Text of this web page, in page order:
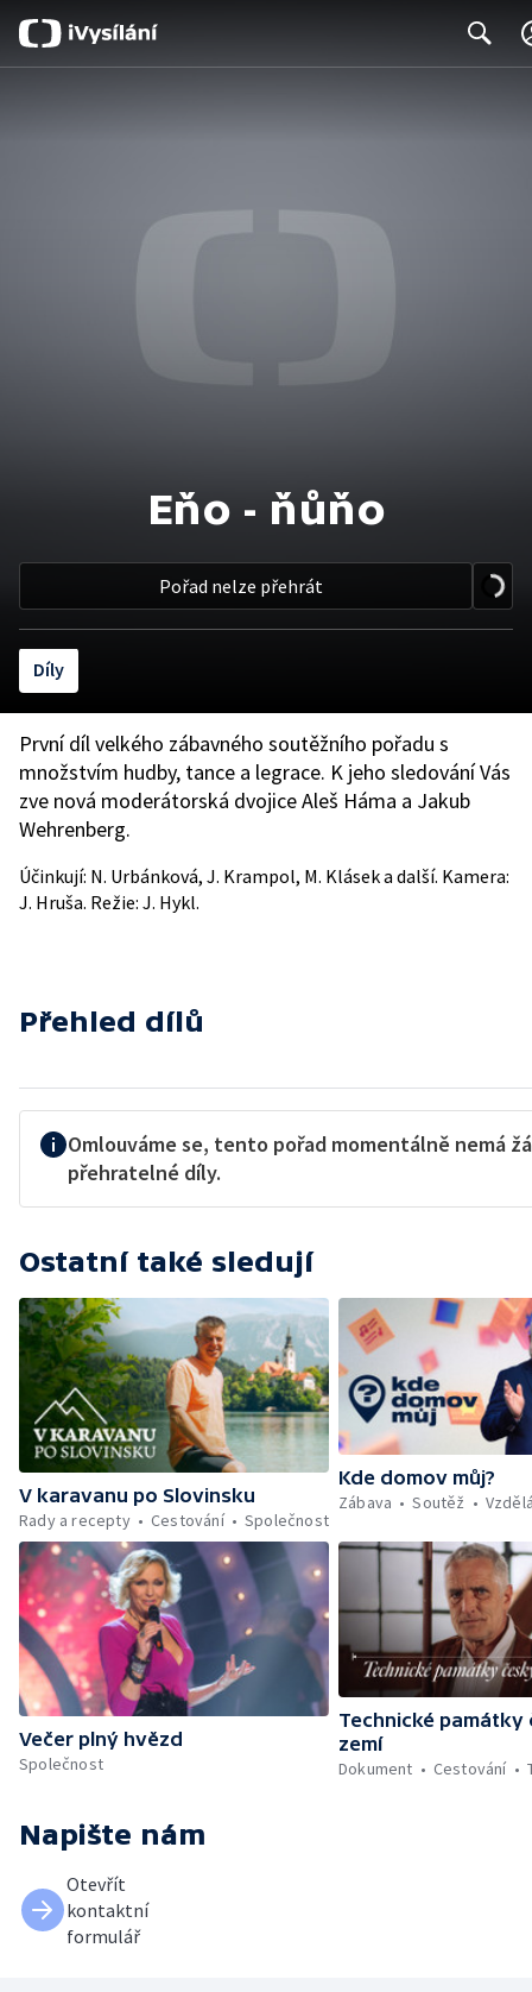
Eňo - ňůňo
Pořad nelze přehrát
Díly
První díl velkého zábavného soutěžního pořadu s
množstvím hudby, tance a legrace. K jeho sledování Vás
zve nová moderátorská dvojice Aleš Háma a Jakub
Wehrenberg.
Účinkují: N. Urbánková, J. Krampol, M. Klásek a další. Kamera:
J. Hruša. Režie: J. Hykl.
Přehled dílů
Omlouváme se, tento pořad momentálně nemá
přehratelné díly.
Ostatní také sledují
V karavanu po Slovinsku
Rady a recepty
Cestování Společnost
Kde domov můj?
Zábava
Soutěž
Večer plný hvězd
Společnost
Technické památky
zemí
Dokument
Cestování
Napište nám
Otevřít
kontaktní
formulář